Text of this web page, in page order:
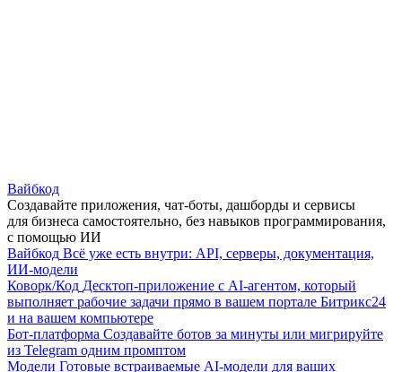
Вайбкод
Создавайте приложения, чат-боты, дашборды и сервисы
для бизнеса самостоятельно, без навыков программирования,
с помощью ИИ
Вайбкод Всё уже есть внутри: API, серверы, документация,
ИИ-модели
Коворк/Код Десктоп-приложение с AI-агентом, который
выполняет рабочие задачи прямо в вашем портале Битрикс24
и на вашем компьютере
Бот-платформа Создавайте ботов за минуты или мигрируйте
из Telegram одним промптом
Модели Готовые встраиваемые AI-модели для ваших